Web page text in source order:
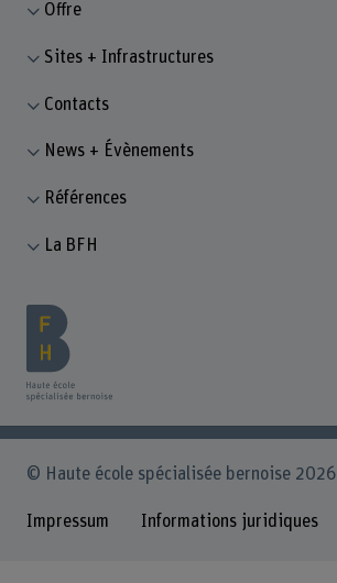
Offre
Sites + Infrastructures
Contacts
News + Évènements
Références
La BFH
© Haute école spécialisée bernoise 2026
Impressum Informations juridiques